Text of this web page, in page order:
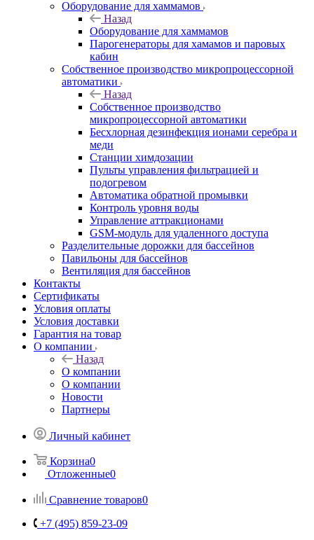
Оборудование для хаммамов
Назад
Оборудование для хаммамов
Парогенераторы для хамамов и паровых
кабин
Собственное производство микропроцессорной
автоматики
Назад
Собственное производство
микропроцессорной автоматики
Беcхлорная дезинфекция ионами серебра и
меди
Станции химдозации
Пульты управления фильтрацией и
подогревом
Автоматика обратной промывки
Контроль уровня воды
Управление аттракционами
GSM-модуль для удаленного доступа
Разделительные дорожки для бассейнов
Павильоны для бассейнов
Вентиляция для бассейнов
Контакты
Сертификаты
Условия оплаты
Условия доставки
Гарантия на товар
О компании
Назад
О компании
О компании
Новости
Партнеры
Личный кабинет
Корзина0
Отложенные0
Сравнение товаров0
+7 (495) 859-23-09